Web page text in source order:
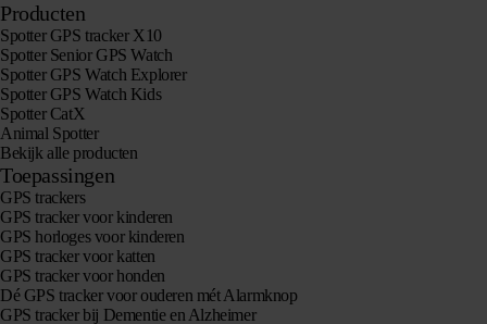
Producten
Spotter GPS tracker X10
Spotter Senior GPS Watch
Spotter GPS Watch Explorer
Spotter GPS Watch Kids
Spotter CatX
Animal Spotter
Bekijk alle producten
Toepassingen
GPS trackers
GPS tracker voor kinderen
GPS horloges voor kinderen
GPS tracker voor katten
GPS tracker voor honden
Dé GPS tracker voor ouderen mét Alarmknop
GPS tracker bij Dementie en Alzheimer